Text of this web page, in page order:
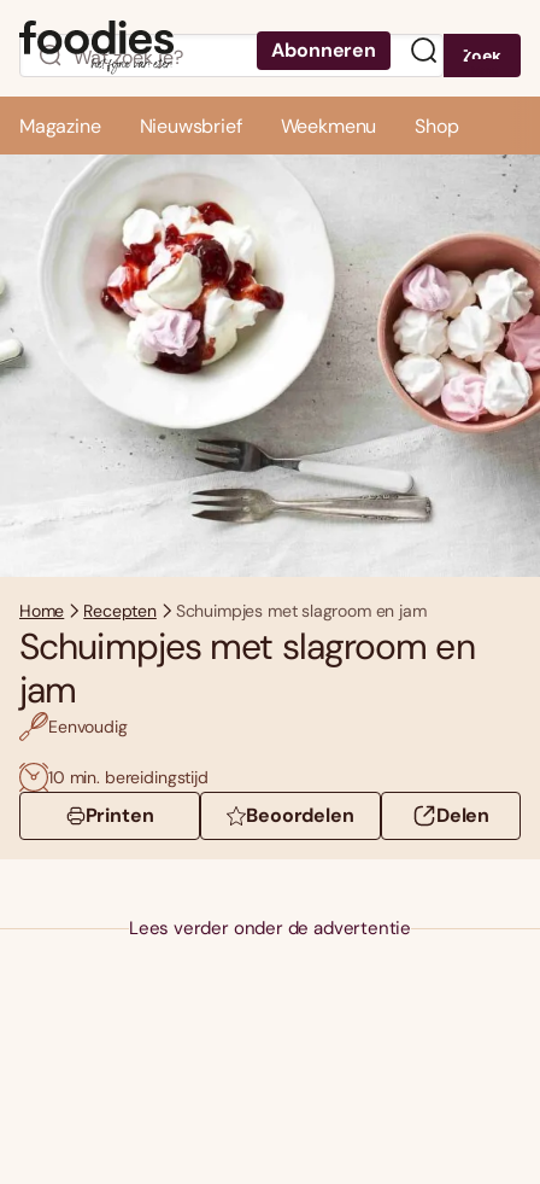
Abonneren Zoek
Magazine Nieuwsbrief Weekmenu Shop
Home Recepten Schuimpjes met slagroom en jam
Schuimpjes met slagroom en
jam
Eenvoudig
10 min. bereidingstijd
Printen Beoordelen Delen
Lees verder onder de advertentie